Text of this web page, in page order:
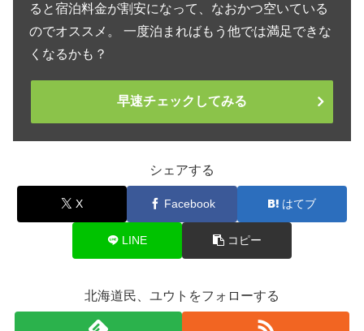
ると宿泊料金が割安になって、なおかつ空いている
のでオススメ。 一度泊まればもう他では満足できな
くなるかも？
早速チェックしてみる
シェアする
X Facebook はてブ
LINE コピー
北海道民、ユウトをフォローする